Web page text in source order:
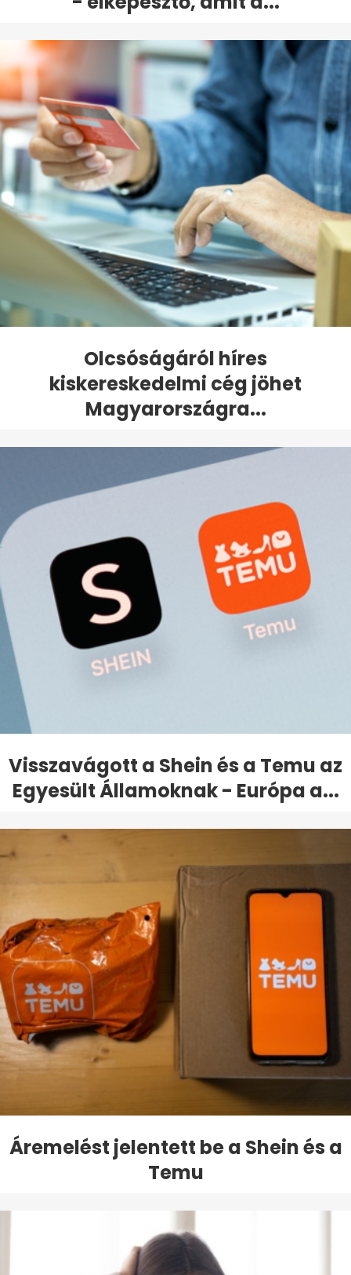
Olcsóságáról híres
kiskereskedelmi cég jöhet
Magyarországra...
Visszavágott a Shein és a Temu az
Egyesült Államoknak - Európa a...
Áremelést jelentett be a Shein és a
Temu